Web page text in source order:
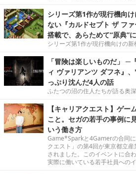
シリーズ第1作が現行機向
ない『カルドセプト ザ フ
搭載で、あらためて“原典”
シリーズ第1作が現行機向けの新
「冒険は楽しいものだ」 ─
ィ ヴァリアンツ ダフネ』
っぷり沈んだ4人の話
ふたつの沼の住人たちが語る奥深
【キャリアクエスト】ゲー
こと。セガの若手の事例に
いう働き方
Game*Sparkと4Gamerの合同
クエスト」の第4回が東京都立
されました。このイベントに合
実際に働いている若手社員への